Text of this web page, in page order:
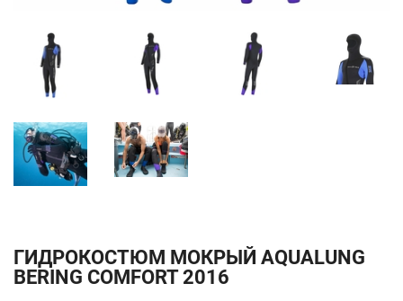
ГИДРОКОСТЮМ МОКРЫЙ AQUALUNG
BERING COMFORT 2016